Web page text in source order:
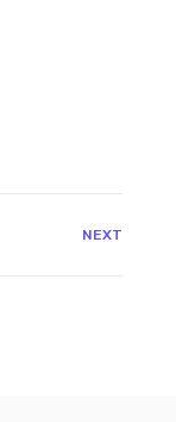
NEXT